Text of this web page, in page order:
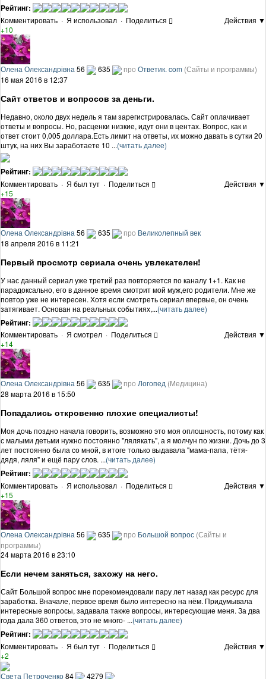
Рейтинг:
Комментировать · Я использовал · Поделиться
Действия ▼
+10
Олена Олександрівна 56 635 про Ответик. com (Сайты и программы)
16 мая 2016 в 12:37
Сайт ответов и вопросов за деньги.
Недавно, около двух недель я там зарегистрировалась. Сайт оплачивает
ответы и вопросы. Но, расценки низкие, идут они в центах. Вопрос, как и
ответ стоит 0,005 доллара.Есть лимит на ответы, их можно давать в сутки 20
штук, на них Вы заработаете 10 ...(читать далее)
Рейтинг:
Комментировать · Я был тут · Поделиться
Действия ▼
+15
Олена Олександрівна 56 635 про Великолепный век
18 апреля 2016 в 11:21
Первый просмотр сериала очень увлекателен!
У нас данный сериал уже третий раз повторяется по каналу 1+1. Как не
парадоксально, его в данное время смотрит мой муж,его родители. Мне же
повтор уже не интересен. Хотя если смотреть сериал впервые, он очень
затягивает. Основан на реальных событиях,...(читать далее)
Рейтинг:
Комментировать · Я смотрел · Поделиться
Действия ▼
+14
Олена Олександрівна56 635 про Логопед (Медицина)
28 марта 2016 в 15:50
Попадались откровенно плохие специалисты!
Моя дочь поздно начала говорить, возможно это моя оплошность, потому как
с малыми детьми нужно постоянно "лялякать", а я молчун по жизни. Дочь до 3
лет постоянно была со мной, в итоге только выдавала "мама-папа, тётя-
дядя, ляля" и ещё пару слов. ...(читать далее)
Рейтинг:
Комментировать · Я использовал · Поделиться
Действия ▼
+15
Олена Олександрівна 56 635 про Большой вопрос (Сайты и
программы)
24 марта 2016 в 23:10
Если нечем заняться, захожу на него.
Сайт Большой вопрос мне порекомендовали пару лет назад как ресурс для
заработка. Вначале, первое время было интересно на нём. Придумывала
интересные вопросы, задавала также вопросы, интересующие меня. За два
года дала 360 ответов, это не много- ...(читать далее)
Рейтинг:
Комментировать · Я был тут · Поделиться
Действия ▼
+2
Света Петроченко84
4279